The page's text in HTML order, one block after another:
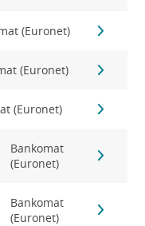
(Euronet)
(Euronet)
(Euronet)
Bankomat
(Euronet)
Bankomat
(Euronet)